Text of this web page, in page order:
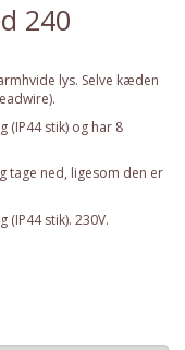
240
lys. Selve kæden
stik) og har 8
tage ned, ligesom den er
stik). 230V.